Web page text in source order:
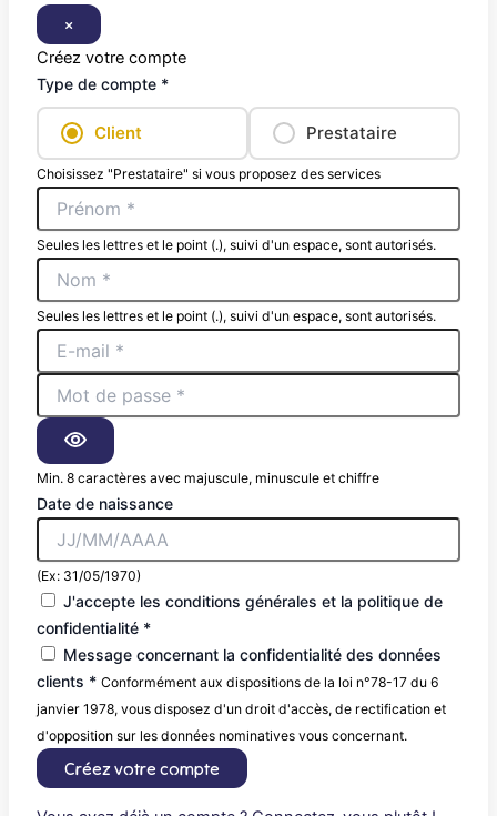
×
Créez votre compte
Type de compte *
Client Prestataire
Choisissez "Prestataire" si vous proposez des services
Seules les lettres et le point (.), suivi d'un espace, sont autorisés.
Seules les lettres et le point (.), suivi d'un espace, sont autorisés.
Min. 8 caractères avec majuscule, minuscule et chiffre
Date de naissance
(Ex: 31/05/1970)
J'accepte les conditions générales et la politique de
confidentialité *
Message concernant la confidentialité des données
clients * Conformément aux dispositions de la loi n°78-17 du 6
janvier 1978, vous disposez d'un droit d'accès, de rectification et
d'opposition sur les données nominatives vous concernant.
Créez votre compte